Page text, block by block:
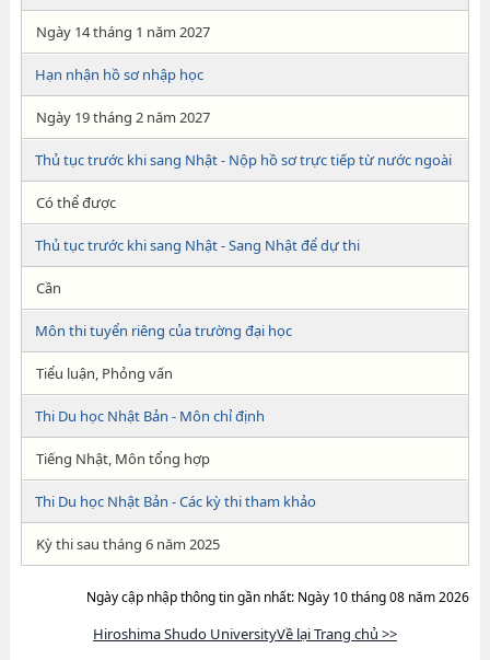
Ngày 14 tháng 1 năm 2027
Hạn nhận hồ sơ nhập học
Ngày 19 tháng 2 năm 2027
Thủ tục trước khi sang Nhật - Nộp hồ sơ trực tiếp từ nước ngoài
Có thể được
Thủ tục trước khi sang Nhật - Sang Nhật để dự thi
Cần
Môn thi tuyển riêng của trường đại học
Tiểu luận, Phỏng vấn
Thi Du học Nhật Bản - Môn chỉ định
Tiếng Nhật, Môn tổng hợp
Thi Du học Nhật Bản - Các kỳ thi tham khảo
Kỳ thi sau tháng 6 năm 2025
Ngày cập nhập thông tin gần nhất: Ngày 10 tháng 08 năm 2026
Hiroshima Shudo UniversityVề lại Trang chủ >>